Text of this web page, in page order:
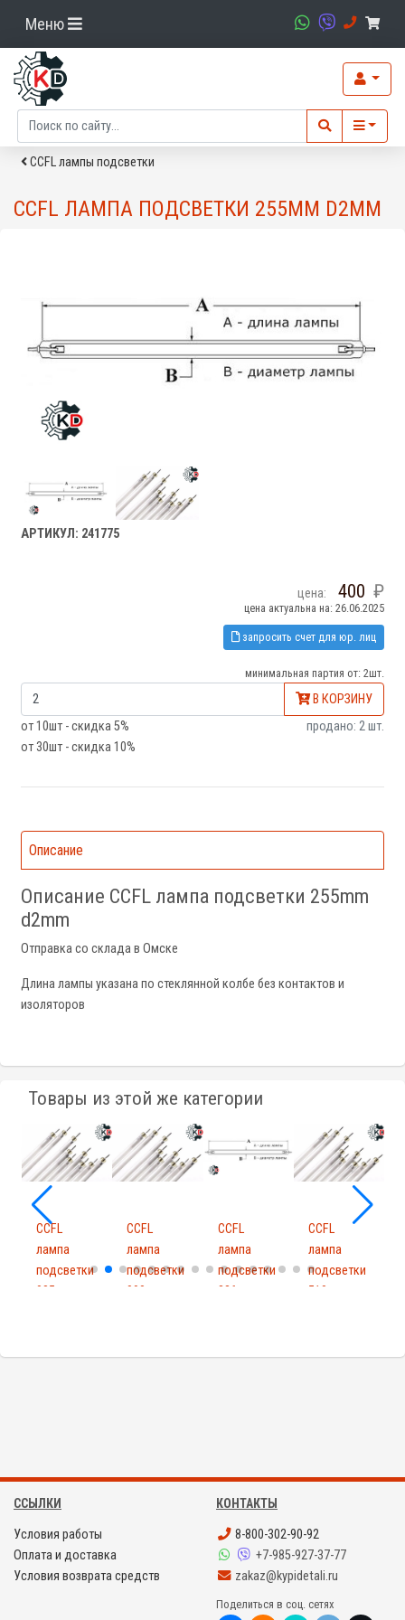
Меню
CCFL лампы подсветки
CCFL ЛАМПА ПОДСВЕТКИ 255MM D2MM
АРТИКУЛ: 241775
цена: 400
цена актуальна на: 26.06.2025
запросить счет для юр. лиц
минимальная партия от: 2шт.
В КОРЗИНУ
от 10шт - скидка 5%
от 30шт - скидка 10%
продано: 2 шт.
Описание
Описание CCFL лампа подсветки 255mm
d2mm
Отправка со склада в Омске
Длина лампы указана по стеклянной колбе без контактов и
изоляторов
Товары из этой же категории
CCFL
лампа
подсветки
085mm
CCFL
лампа
подсветки
090mm
CCFL
лампа
подсветки
336mm
CCFL
лампа
подсветки
510mm
ССЫЛКИ
Условия работы
Оплата и доставка
Условия возврата средств
КОНТАКТЫ
8-800-302-90-92
+7-985-927-37-77
zakaz@kypidetali.ru
Поделиться в соц. сетях